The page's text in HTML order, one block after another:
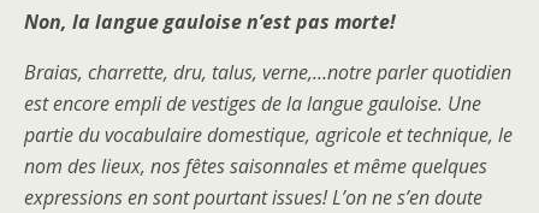
Non, la langue gauloise n’est pas morte!
Braias, charrette, dru, talus, verne,…notre parler quotidien
est encore empli de vestiges de la langue gauloise. Une
partie du vocabulaire domestique, agricole et technique, le
nom des lieux, nos fêtes saisonnales et même quelques
expressions en sont pourtant issues! L’on ne s’en doute